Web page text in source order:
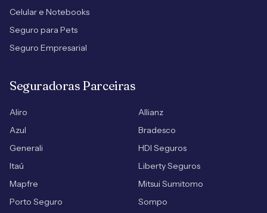
Celular e Notebooks
Seguro para Pets
Seguro Empresarial
Seguradoras Parceiras
Aliro
Allianz
Azul
Bradesco
Generali
HDI Seguros
Itaú
Liberty Seguros
Mapfre
Mitsui Sumitomo
Porto Seguro
Sompo